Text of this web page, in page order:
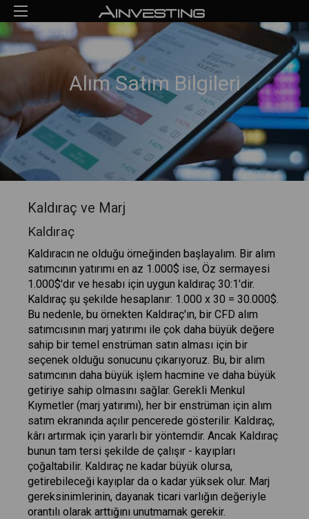
Alım Satım Bilgileri
Kaldıraç ve Marj
Kaldıraç
Kaldıracın ne olduğu örneğinden başlayalım. Bir alım
satımcının yatırımı en az 1.000$ ise, Öz sermayesi
1.000$'dır ve hesabı için uygun kaldıraç 30:1'dir.
Kaldıraç şu şekilde hesaplanır: 1.000 x 30 = 30.000$.
Bu nedenle, bu örnekten Kaldıraç'ın, bir CFD alım
satımcısının marj yatırımı ile çok daha büyük değere
sahip bir temel enstrüman satın alması için bir
seçenek olduğu sonucunu çıkarıyoruz. Bu, bir alım
satımcının daha büyük işlem hacmine ve daha büyük
getiriye sahip olmasını sağlar. Gerekli Menkul
Kıymetler (marj yatırımı), her bir enstrüman için alım
satım ekranında açılır pencerede gösterilir. Kaldıraç,
kârı artırmak için yararlı bir yöntemdir. Ancak Kaldıraç
bunun tam tersi şekilde de çalışır - kayıpları
çoğaltabilir. Kaldıraç ne kadar büyük olursa,
getirebileceği kayıplar da o kadar yüksek olur. Marj
gereksinimlerinin, dayanak ticari varlığın değeriyle
orantılı olarak arttığını unutmamak gerekir.